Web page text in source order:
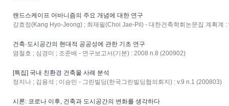
랜드스케이프 어바니즘의 주요 개념에 대한 연구
강효정(Kang Hyo-Jeong) ; 최재필(Choi Jae-Pil) - 대한건축학회논문집 계획계 :
건축·도시공간의 현대적 공공성에 관한 기초 연구
염철호 ; 심경미 ; 조준배 - 연구보고서(기본) : 2008 n.8 (200902)
[특집] 국내 친환경 건축물 사례 분석
정지나 ; 김용석 ; 이승민 - 그린빌딩(한국그린빌딩협의회지) : v.9 n.1 (200803)
시론: 코로나 이후, 건축과 도시공간의 변화를 생각하다